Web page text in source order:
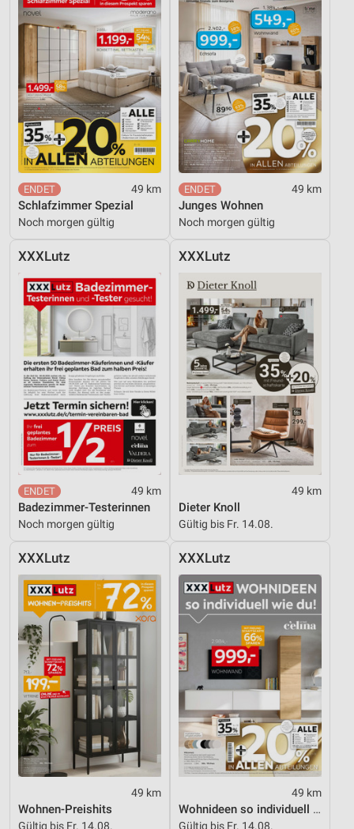
49 km
Schlafzimmer Spezial
Noch morgen gültig
49 km
Junges Wohnen
Noch morgen gültig
XXXLutz
49 km
Badezimmer-Testerinnen
Noch morgen gültig
XXXLutz
49 km
Dieter Knoll
Gültig bis Fr. 14.08.
XXXLutz
49 km
Wohnen-Preishits
Gültig bis Fr. 14.08.
XXXLutz
49 km
Wohnideen so individuell wie du!
Gültig bis Fr. 14.08.